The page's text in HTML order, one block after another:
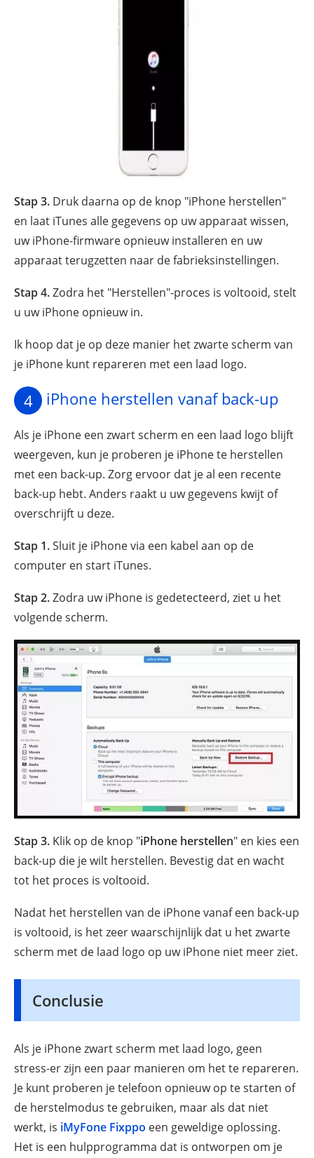
Stap 3. Druk daarna op de knop "iPhone herstellen"
en laat iTunes alle gegevens op uw apparaat wissen,
uw iPhone-firmware opnieuw installeren en uw
apparaat terugzetten naar de fabrieksinstellingen.
Stap 4.Zodra het "Herstellen"-proces is voltooid, stelt
u uw iPhone opnieuw in.
Ik hoop dat je op deze manier het zwarte scherm van
je iPhone kunt repareren met een laad logo.
4 iPhone herstellen vanaf back-up
Als je iPhone een zwart scherm en een laad logo blijft
weergeven, kun je proberen je iPhone te herstellen
met een back-up. Zorg ervoor dat je al een recente
back-up hebt. Anders raakt u uw gegevens kwijt of
overschrijft u deze.
Stap 1.Sluit je iPhone via een kabel aan op de
computer en start iTunes.
Stap 2.Zodra uw iPhone is gedetecteerd, ziet u het
volgende scherm.
Stap 3. Klik op de knop "iPhone herstellen" en kies een
back-up die je wilt herstellen. Bevestig dat en wacht
tot het proces is voltooid.
Nadat het herstellen van de iPhone vanaf een back-up
is voltooid, is het zeer waarschijnlijk dat u het zwarte
scherm met de laad logo op uw iPhone niet meer ziet.
Conclusie
Als je iPhone zwart scherm met laad logo, geen
stress-er zijn een paar manieren om het te repareren.
Je kunt proberen je telefoon opnieuw op te starten of
de herstelmodus te gebruiken, maar als dat niet
werkt, is iMyFone Fixppo een geweldige oplossing.
Het is een hulpprogramma dat is ontworpen om je